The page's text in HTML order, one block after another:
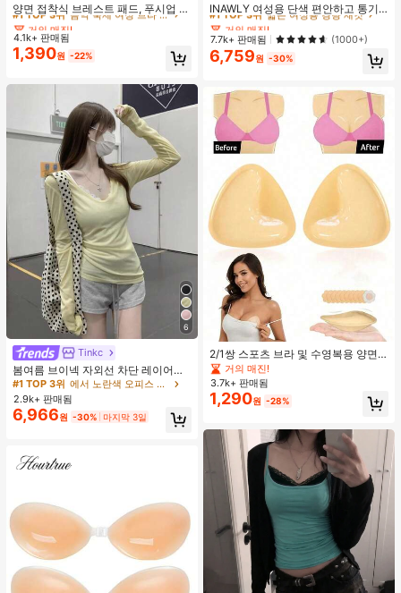
양면 접착식 브레스트 패드, 푸시업 및
리프트업 디자인, 방수 접착 컵, 브라
패딩 및 가슴 보정 제품에 적합
#1 TOP 3위
음악 축제 여성 브라 액세서리
거의 매진!
#1 TOP 3위
음악 축제 여성 브라 액세서리
거의 매진!
#1 TOP 3위
거의 매진!
4.1k+ 판매됨
1,390원 -22%
6
Tinkc
봄여름 브이넥 자외선 차단 레이어링
다용도 긴팔 티셔츠 여성용 탑, 유로
썸머 옐로우
#1 TOP 3위
높은 재방문 고객
거의 매진!
#1 TOP 3위
에서 노란색 오피스 데일리 탑
높은 재방문 고객
#1 TOP 3위
에서 노란색 오피스 데일리 탑
높은 재방문 고객
#1 TOP 3위
2.9k+ 판매됨
6,966원 -30% 마지막 3일
INAWLY 여성용 단색 편안하고 통기
성 좋은 긴 소매 앞면 버튼 캐주얼 다
용도 얇은 가디건
#1 TOP 3위 짧은 여성용 경량 재킷
거의 매진!
#1 TOP 3위 짧은 여성용 경량 재킷
거의 매진!
#1 TOP 3위
짧은 여성용 경량 재킷
거의 매진!
7.7k+ 판매됨 (1000+)
6,759원 -30%
2/1쌍 스포츠 브라 및 수영복용 양면
접착 브라 패드
거의 매진!
3.7k+ 판매됨
1,290원 -28%